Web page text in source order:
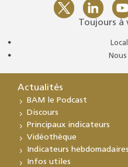
Toujours
Actualités
BAM le Podcast
Discours
Principaux indicateurs
Vidéothèque
Indicateurs hebdomadaires
Infos utiles